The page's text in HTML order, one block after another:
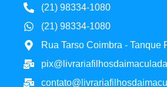
(21) 98334-1080
(21) 98334-1080
Rua Tarso Coimbra - Tanque